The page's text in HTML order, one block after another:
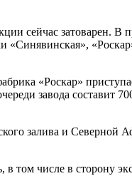
сейчас затоварен.
«Роскар»
завода составит
залива и Северной
том числе в сторону